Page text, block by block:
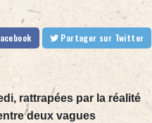
Partager sur Twitter
rattrapées par la réalité
deux vagues